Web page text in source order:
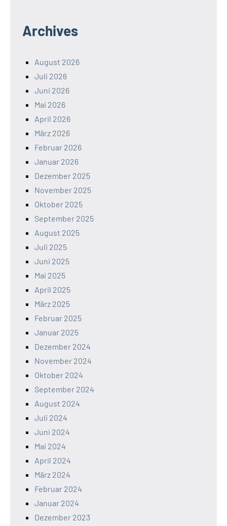
Archives
August 2026
Juli 2026
Juni 2026
Mai 2026
April 2026
März 2026
Februar 2026
Januar 2026
Dezember 2025
November 2025
Oktober 2025
September 2025
August 2025
Juli 2025
Juni 2025
Mai 2025
April 2025
März 2025
Februar 2025
Januar 2025
Dezember 2024
November 2024
Oktober 2024
September 2024
August 2024
Juli 2024
Juni 2024
Mai 2024
April 2024
März 2024
Februar 2024
Januar 2024
Dezember 2023